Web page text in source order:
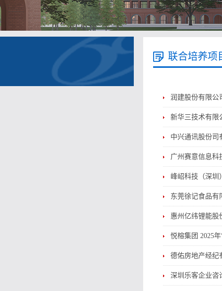
联合培养项
润建股份有限公
新华三技术有限
中兴通讯股份司
广州赛意信息科
峰岹科技（深圳
东莞徐记食品有
惠州亿纬锂能股
悦榕集团 2025
德佑房地产经纪
深圳乐客企业咨